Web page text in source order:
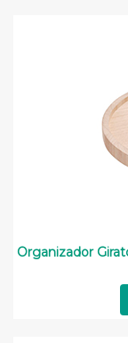
Organizador